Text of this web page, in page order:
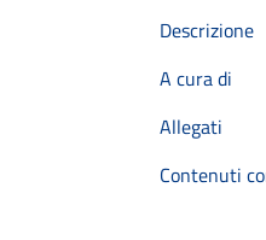
Descrizione
A cura di
Allegati
Contenuti